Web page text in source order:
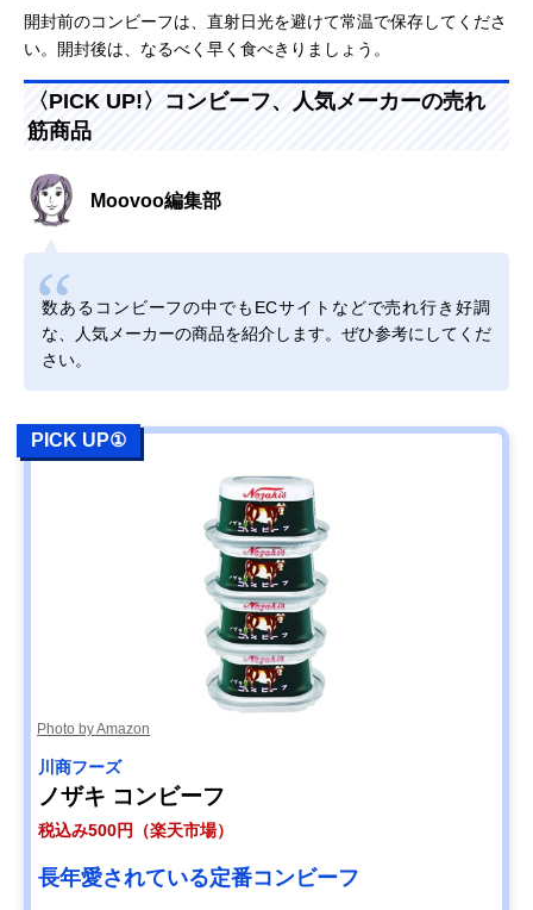
開封前のコンビーフは、直射日光を避けて常温で保存してくださ
い。開封後は、なるべく早く食べきりましょう。
〈PICK UP!〉コンビーフ、人気メーカーの売れ
筋商品
Moovoo編集部
数あるコンビーフの中でもECサイトなどで売れ行き好調
な、人気メーカーの商品を紹介します。ぜひ参考にしてくだ
さい。
PICK UP①
Photo by Amazon
川商フーズ
ノザキ コンビーフ
税込み500円（楽天市場）
長年愛されている定番コンビーフ